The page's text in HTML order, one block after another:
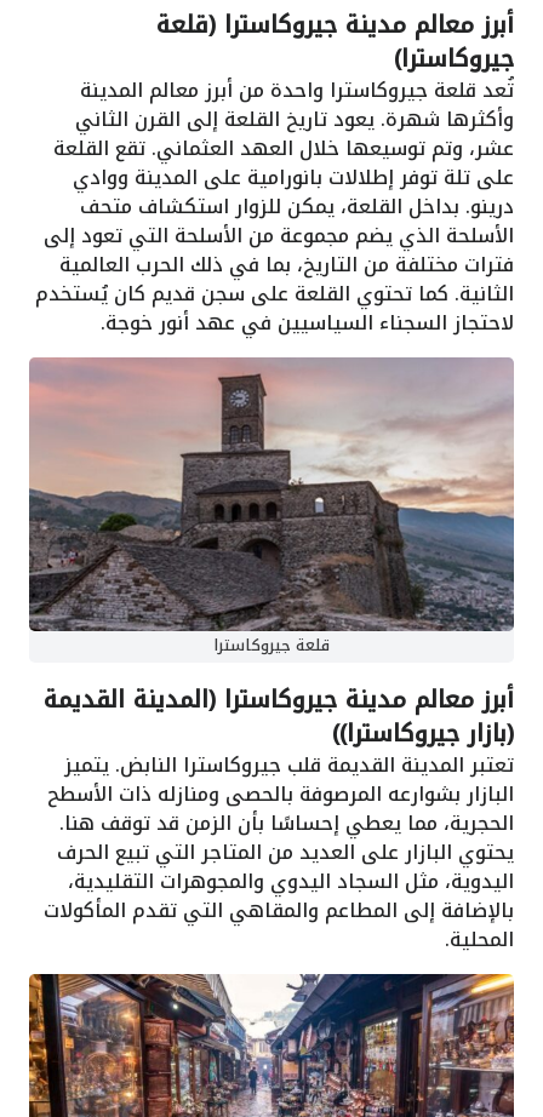
أبرز معالم مدينة جيروكاسترا (قلعة
جيروكاسترا)
تُعد قلعة جيروكاسترا واحدة من أبرز معالم المدينة
وأكثرها شهرة. يعود تاريخ القلعة إلى القرن الثاني
عشر، وتم توسيعها خلال العهد العثماني. تقع القلعة
على تلة توفر إطلالات بانورامية على المدينة ووادي
درينو. بداخل القلعة، يمكن للزوار استكشاف متحف
الأسلحة الذي يضم مجموعة من الأسلحة التي تعود إلى
فترات مختلفة من التاريخ، بما في ذلك الحرب العالمية
الثانية. كما تحتوي القلعة على سجن قديم كان يُستخدم
لاحتجاز السجناء السياسيين في عهد أنور خوجة.
قلعة جيروكاسترا
أبرز معالم مدينة جيروكاسترا (المدينة القديمة
(بازار جيروكاسترا))
تعتبر المدينة القديمة قلب جيروكاسترا النابض. يتميز
البازار بشوارعه المرصوفة بالحصى ومنازله ذات الأسطح
الحجرية، مما يعطي إحساسًا بأن الزمن قد توقف هنا.
يحتوي البازار على العديد من المتاجر التي تبيع الحرف
اليدوية، مثل السجاد اليدوي والمجوهرات التقليدية،
بالإضافة إلى المطاعم والمقاهي التي تقدم المأكولات
المحلية.